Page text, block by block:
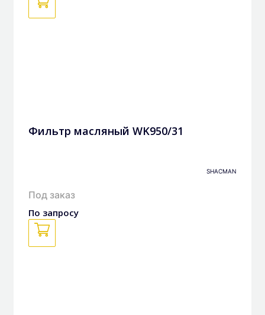
Фильтр масляный WK950/31
SHACMAN
Под заказ
По запросу